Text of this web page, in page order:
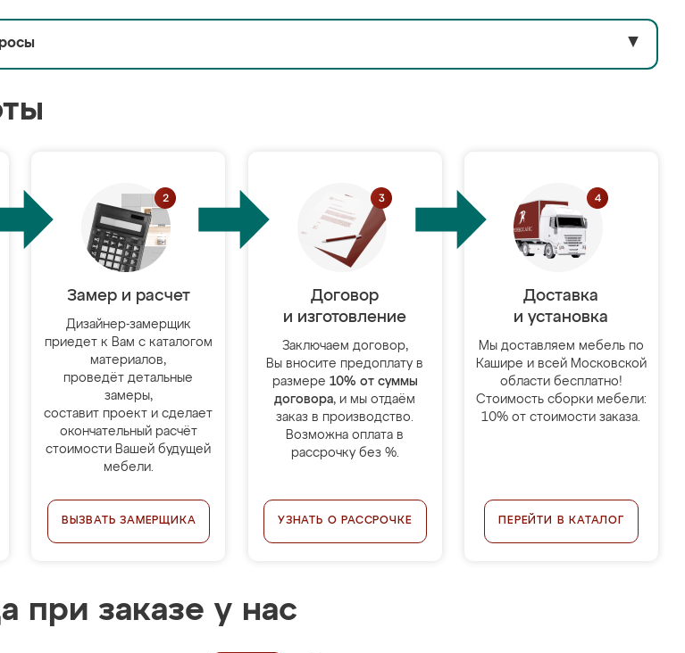
▼
Замер и расчет
Дизайнер-замерщик
приедет к Вам с каталогом
материалов,
проведёт детальные
замеры,
составит проект и сделает
окончательный расчёт
стоимости Вашей будущей
мебели.
ВЫЗВАТЬ ЗАМЕРЩИКА
Договор
и изготовление
Заключаем договор,
Вы вносите предоплату в
размере 10% от суммы
договора, и мы отдаём
заказ в производство.
Возможна оплата в
рассрочку без %.
УЗНАТЬ О РАССРОЧКЕ
Доставка
и установка
Мы доставляем мебель по
Кашире и всей Московской
области бесплатно!
Стоимость сборки мебели:
10% от стоимости заказа.
ПЕРЕЙТИ В КАТАЛОГ
при заказе у нас